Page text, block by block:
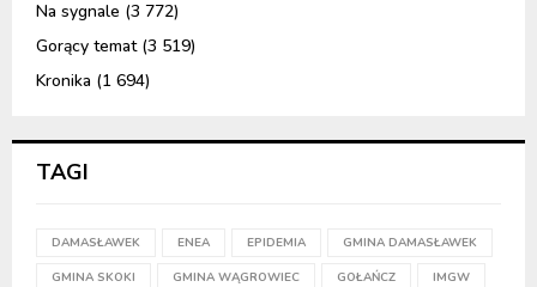
Na sygnale (3 772)
Gorący temat(3 519)
Kronika (1 694)
TAGI
DAMASŁAWEK ENEA EPIDEMIA GMINA DAMASŁAWEK
GMINA SKOKI GMINA WĄGROWIEC GOŁAŃCZ IMGW